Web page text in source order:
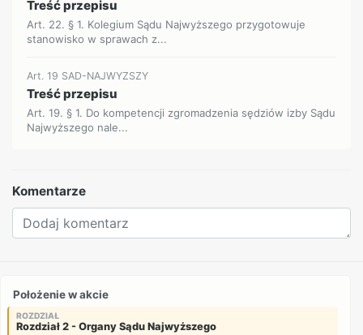
Treść przepisu
Art. 22. § 1. Kolegium Sądu Najwyższego przygotowuje
stanowisko w sprawach z...
Art. 19 SAD-NAJWYZSZY
Treść przepisu
Art. 19. § 1. Do kompetencji zgromadzenia sędziów izby Sądu
Najwyższego nale...
Komentarze
Położenie w akcie
ROZDZIAŁ
Rozdział 2 - Organy Sądu Najwyższego